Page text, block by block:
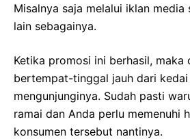
Misalnya saja melalui iklan media
lain sebagainya.
Ketika promosi ini berhasil, maka
bertempat-tinggal jauh dari
mengunjunginya. Sudah pasti
ramai dan Anda perlu memenuhi
konsumen tersebut nantinya.